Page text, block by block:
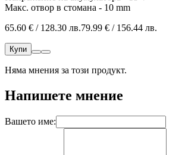
Макс. отвор в стомана - 10 mm
65.60 € / 128.30 лв.79.99 € / 156.44 лв.
Купи
Няма мнения за този продукт.
Напишете мнение
Вашето име: